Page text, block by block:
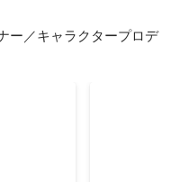
ー／キャラクタープロデ